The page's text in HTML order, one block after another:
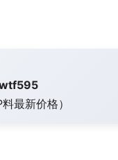
wtf595
料最新价格）